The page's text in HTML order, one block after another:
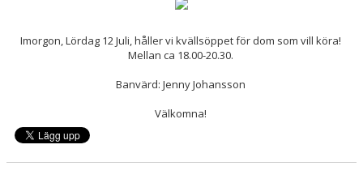
Imorgon, Lördag 12 Juli, håller vi kvällsöppet för dom som vill köra!
Mellan ca 18.00-20.30.
Banvärd: Jenny Johansson
Välkomna!